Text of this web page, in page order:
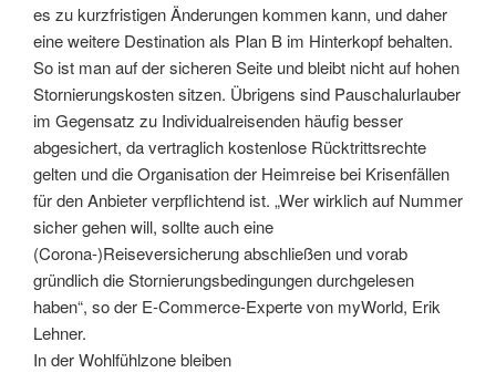
es zu kurzfristigen Änderungen kommen kann, und daher
eine weitere Destination als Plan B im Hinterkopf behalten.
So ist man auf der sicheren Seite und bleibt nicht auf hohen
Stornierungskosten sitzen. Übrigens sind Pauschalurlauber
im Gegensatz zu Individualreisenden häufig besser
abgesichert, da vertraglich kostenlose Rücktrittsrechte
gelten und die Organisation der Heimreise bei Krisenfällen
für den Anbieter verpflichtend ist. „Wer wirklich auf Nummer
sicher gehen will, sollte auch eine
(Corona-)Reiseversicherung abschließen und vorab
gründlich die Stornierungsbedingungen durchgelesen
haben“, so der E-Commerce-Experte von myWorld, Erik
Lehner.
In der Wohlfühlzone bleiben